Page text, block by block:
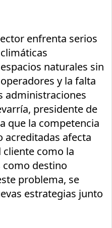
enfrenta serios
naturales sin
y la falta
administraciones
presidente de
que la competencia
acreditadas afecta
como la
como destino
problema, se
estrategias junto